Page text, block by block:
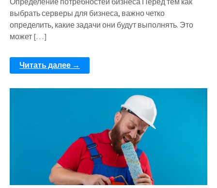
выбрать серверы для бизнеса, важно четко
определить, какие задачи они будут выполнять. Это
может […]
Читать далее →